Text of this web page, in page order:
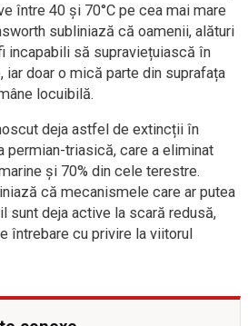
între 40 și 70°C pe cea mai mare
subliniază că oamenii, alături
incapabili să supraviețuiască în
doar o mică parte din suprafața
locuibilă.
deja astfel de extincții în
permian-triasică, care a eliminat
și 70% din cele terestre.
că mecanismele care ar putea
sunt deja active la scară redusă,
întrebare cu privire la viitorul